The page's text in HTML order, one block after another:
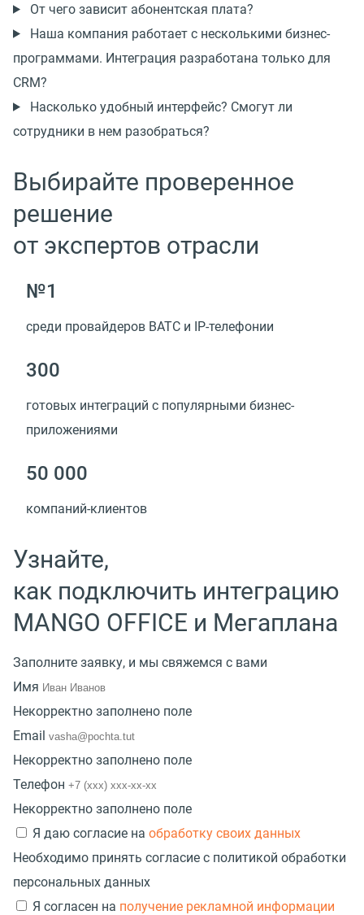
От чего зависит абонентская плата?
Наша компания работает с несколькими бизнес-
программами. Интеграция разработана только для
CRM?
Насколько удобный интерфейс? Смогут ли
сотрудники в нем разобраться?
Выбирайте проверенное
решение
от экспертов отрасли
№1
среди провайдеров ВАТС и IP-телефонии
300
готовых интеграций с популярными бизнес-
приложениями
50 000
компаний-клиентов
Узнайте,
как подключить интеграцию
MANGO OFFICE и Мегаплана
Заполните заявку, и мы свяжемся с вами
Имя
Некорректно заполнено поле
Email
Некорректно заполнено поле
Телефон
Некорректно заполнено поле
Я даю согласие на обработку своих данных
Необходимо принять согласие с политикой обработки
персональных данных
Я согласен на получение рекламной информации